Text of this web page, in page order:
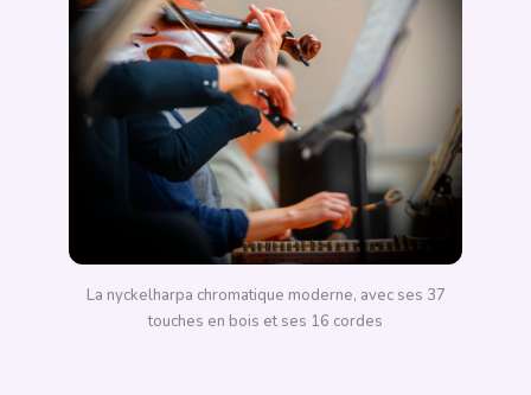
La nyckelharpa chromatique moderne, avec ses 37
touches en bois et ses 16 cordes